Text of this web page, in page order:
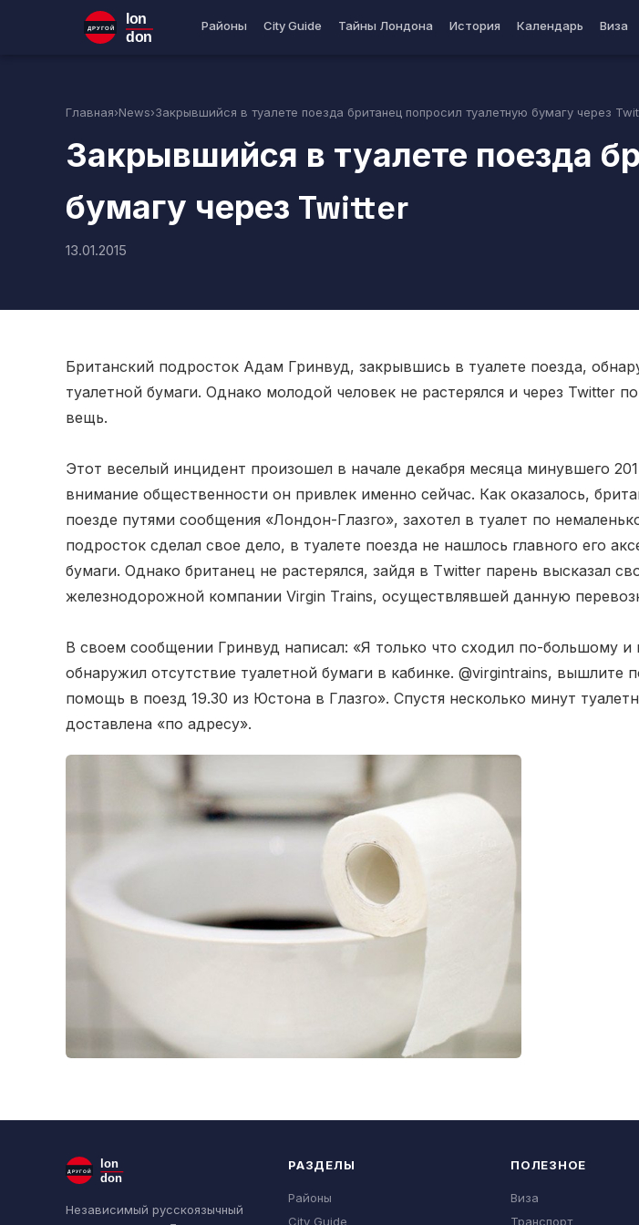
ДРУГОЙ
lon
don
Районы City Guide Тайны Лондона История Календарь Виза
Главная›News›Закрывшийся в туалете поезда британец попросил туалетную бумагу через
Закрывшийся в туалете поезда
бумагу через Twitter
13.01.2015
Британский подросток Адам Гринвуд, закрывшись в туалете поезда,
туалетной бумаги. Однако молодой человек не растерялся и через Twitter
вещь.
Этот веселый инцидент произошел в начале декабря месяца минувшего
внимание общественности он привлек именно сейчас. Как оказалось,
поезде путями сообщения «Лондон-Глазго», захотел в туалет по
подросток сделал свое дело, в туалете поезда не нашлось главного его
бумаги. Однако британец не растерялся, зайдя в Тwitter парень высказал
железнодорожной компании Virgin Trains, осуществлявшей данную
В своем сообщении Гринвуд написал: «Я только что сходил по-большому
обнаружил отсутствие туалетной бумаги в кабинке. @virgintrains, вышлите
помощь в поезд 19.30 из Юстона в Глазго». Спустя несколько минут
доставлена «по адресу».
ДРУГОЙ
lon
don
Независимый русскоязычный
РАЗДЕЛЫ
Районы
City Guide
ПОЛЕЗНОЕ
Виза
Транспорт